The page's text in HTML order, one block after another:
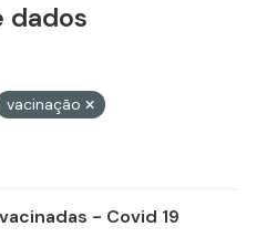
dados
vacinação
- Covid 19